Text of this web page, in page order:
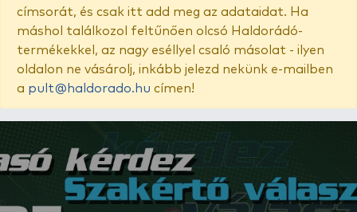
címsorát, és csak itt add meg az adataidat. Ha
máshol találkozol feltűnően olcsó Haldorádó-
termékekkel, az nagy eséllyel csaló másolat - ilyen
oldalon ne vásárolj, inkább jelezd nekünk e-mailben
a pult@haldorado.hu címen!